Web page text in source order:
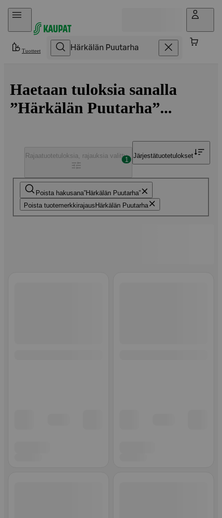
Hyppää sisältöön
Tuotteet
Haetaan tuloksia sanalla
”Härkälän Puutarha”...
Poista hakusana Härkälän Puutarha
Poista tuotemerkkirajaus Härkälän Puutarha
Rajaatuotetuloksia, rajauksia valittu
1
Järjestätuotetulokset